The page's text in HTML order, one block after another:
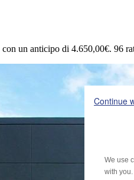
con un anticipo di 4.650,00€. 96
Continue
We use
with